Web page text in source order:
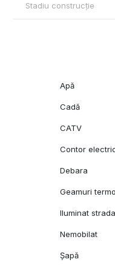
Stadiu construcție
Apă
Cadă
CATV
Contor
Debara
Geamuri
Iluminat
Nemobilat
Șapă